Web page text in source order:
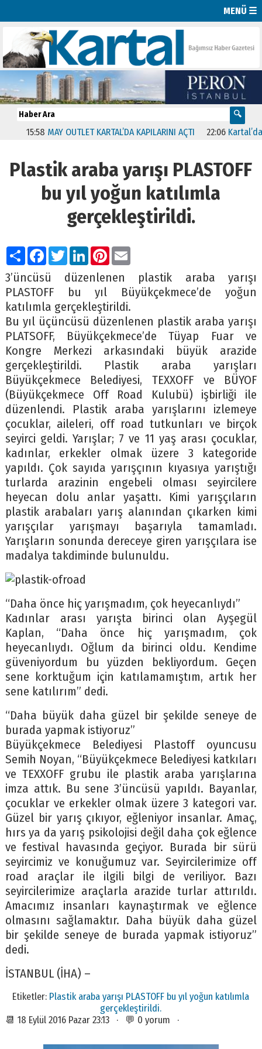
MENÜ ☰
15:58 MAY OUTLET KARTAL’DA KAPILARINI AÇTI 22:06 Kartal’da
Plastik araba yarışı PLASTOFF
bu yıl yoğun katılımla
gerçekleştirildi.
PaylaşFacebook
TwitterLinkedIn
Pinterest
Email
3’üncüsü düzenlenen plastik araba yarışı
PLASTOFF bu yıl Büyükçekmece’de yoğun
katılımla gerçekleştirildi.
Bu yıl üçüncüsü düzenlenen plastik araba yarışı
PLATSOFF, Büyükçekmece’de Tüyap Fuar ve
Kongre Merkezi arkasındaki büyük arazide
gerçekleştirildi. Plastik araba yarışları
Büyükçekmece Belediyesi, TEXXOFF ve BÜYOF
(Büyükçekmece Off Road Kulubü) işbirliği ile
düzenlendi. Plastik araba yarışlarını izlemeye
çocuklar, aileleri, off road tutkunları ve birçok
seyirci geldi. Yarışlar; 7 ve 11 yaş arası çocuklar,
kadınlar, erkekler olmak üzere 3 kategoride
yapıldı. Çok sayıda yarışçının kıyasıya yarıştığı
turlarda arazinin engebeli olması seyircilere
heyecan dolu anlar yaşattı. Kimi yarışçıların
plastik arabaları yarış alanından çıkarken kimi
yarışçılar yarışmayı başarıyla tamamladı.
Yarışların sonunda dereceye giren yarışçılara ise
madalya takdiminde bulunuldu.
“Daha önce hiç yarışmadım, çok heyecanlıydı”
Kadınlar arası yarışta birinci olan Ayşegül
Kaplan, “Daha önce hiç yarışmadım, çok
heyecanlıydı. Oğlum da birinci oldu. Kendime
güveniyordum bu yüzden bekliyordum. Geçen
sene korktuğum için katılamamıştım, artık her
sene katılırım” dedi.
“Daha büyük daha güzel bir şekilde seneye de
burada yapmak istiyoruz”
Büyükçekmece Belediyesi Plastoff oyuncusu
Semih Noyan, “Büyükçekmece Belediyesi katkıları
ve TEXXOFF grubu ile plastik araba yarışlarına
imza attık. Bu sene 3’üncüsü yapıldı. Bayanlar,
çocuklar ve erkekler olmak üzere 3 kategori var.
Güzel bir yarış çıkıyor, eğleniyor insanlar. Amaç,
hırs ya da yarış psikolojisi değil daha çok eğlence
ve festival havasında geçiyor. Burada bir sürü
seyircimiz ve konuğumuz var. Seyircilerimize off
road araçlar ile ilgili bilgi de veriliyor. Bazı
seyircilerimize araçlarla arazide turlar attırıldı.
Amacımız insanları kaynaştırmak ve eğlence
olmasını sağlamaktır. Daha büyük daha güzel
bir şekilde seneye de burada yapmak istiyoruz”
dedi.
İSTANBUL (İHA) –
Etiketler: Plastik araba yarışı PLASTOFF bu yıl yoğun katılımla
gerçekleştirildi.
📆 18 Eylül 2016 Pazar 23:13 · 💬 0 yorum ·